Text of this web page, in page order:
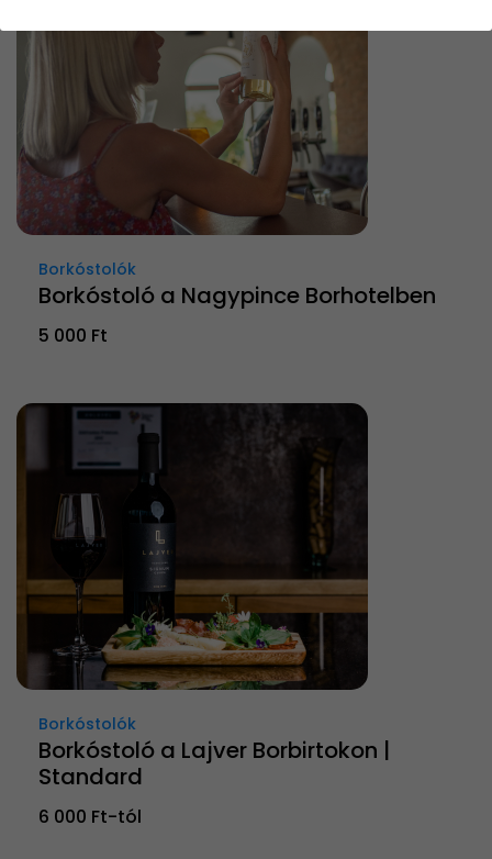
Borkóstolók
Borkóstoló a Nagypince Borhotelben
5 000 Ft
Borkóstolók
Borkóstoló a Lajver Borbirtokon |
Standard
6 000 Ft-tól